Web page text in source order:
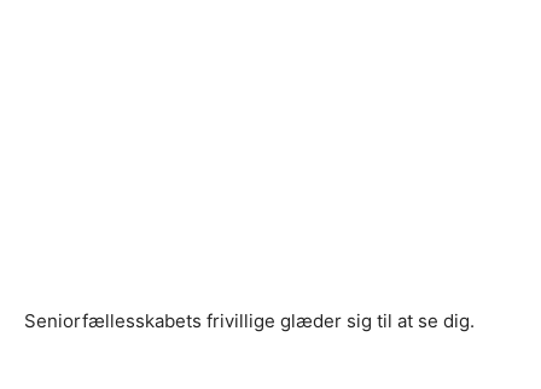
Seniorfællesskabets frivillige glæder sig til at se dig.